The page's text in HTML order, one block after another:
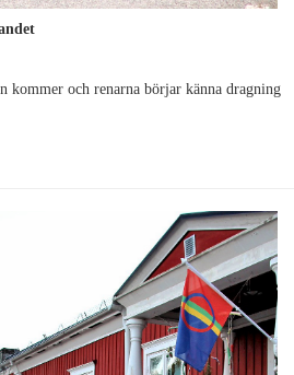
kommer och renarna börjar känna dragning